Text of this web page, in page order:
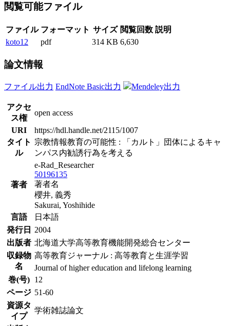
閲覧可能ファイル
ファイル フォーマット サイズ 閲覧回数 説明
koto12
pdf 314 KB 6,630
論文情報
ファイル出力 EndNote Basic出力 Mendeley出力
アクセ
ス権
open access
URI
https://hdl.handle.net/2115/1007
タイト
ル
宗教情報教育の可能性 : 「カルト」団体によるキャ
ンパス内勧誘行為を考える
著者
e-Rad_Researcher
50196135
著者名
櫻井, 義秀
Sakurai, Yoshihide
言語
日本語
発行日
2004
出版者 北海道大学高等教育機能開発総合センター
収録物
名
高等教育ジャーナル : 高等教育と生涯学習
Journal of higher education and lifelong learning
巻(号) 12
ページ 51-60
資源タ
イプ
学術雑誌論文